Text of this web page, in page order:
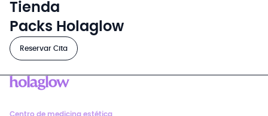
Centro de medicina estética
Tienda
Packs Holaglow
Reservar Cita